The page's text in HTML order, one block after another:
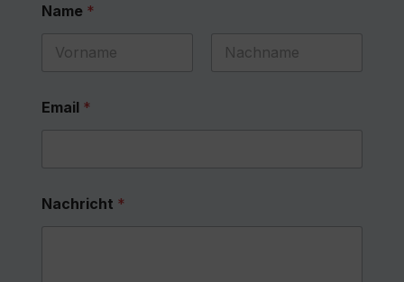
Name *
Email *
Nachricht *